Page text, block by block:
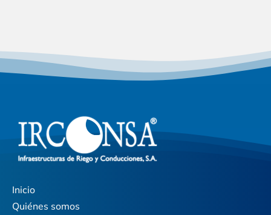
Inicio
Quiénes somos